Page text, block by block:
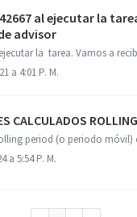
al ejecutar la
advisor
a 4:01 P. M.
CALCULADOS
a 5:54 P. M.